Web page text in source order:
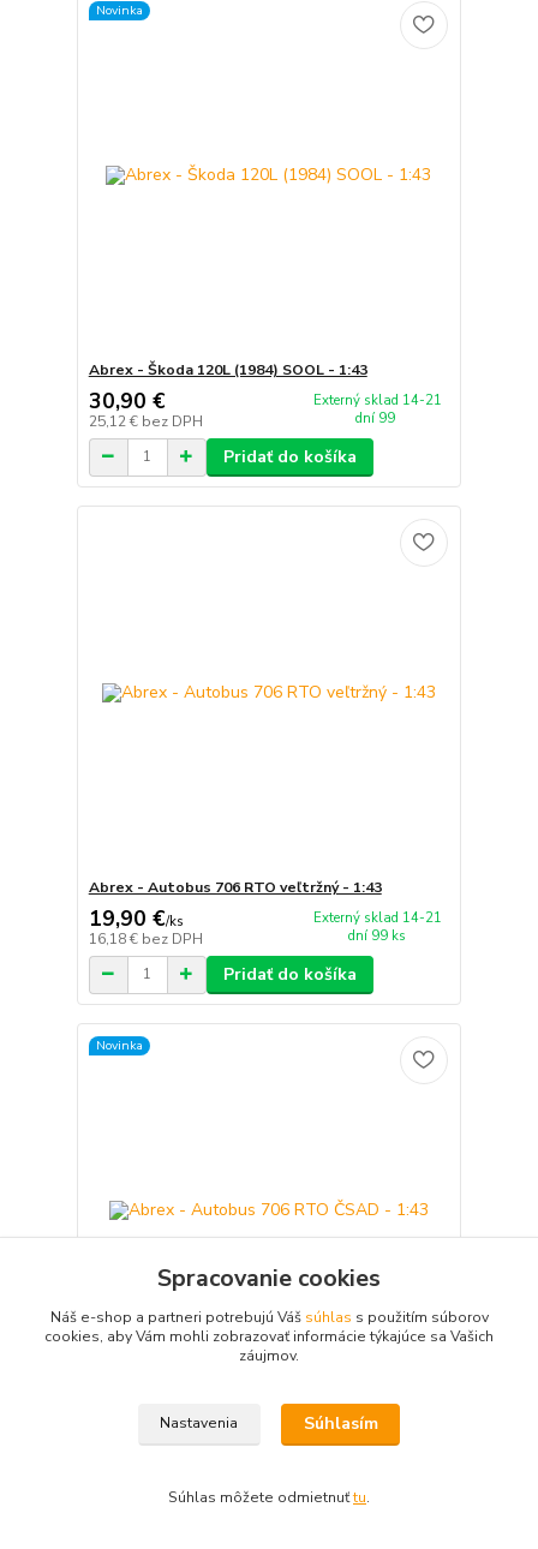
Novinka
Abrex - Škoda 120L (1984) SOOL - 1:43
30,90 €
25,12 € bez DPH
Externý sklad 14-21
dní 99
Pridať do košíka
Abrex - Autobus 706 RTO veľtržný - 1:43
19,90 €/ks
16,18 € bez DPH
Externý sklad 14-21
dní 99 ks
Pridať do košíka
Novinka
Abrex - Autobus 706 RTO ČSAD - 1:43
19,90 €
Pridať do košíka
Spracovanie cookies
Náš e-shop a partneri potrebujú Váš súhlas s použitím súborov
cookies, aby Vám mohli zobrazovať informácie týkajúce sa Vašich
záujmov.
Nastavenia Súhlasím
Súhlas môžete odmietnuťtu.